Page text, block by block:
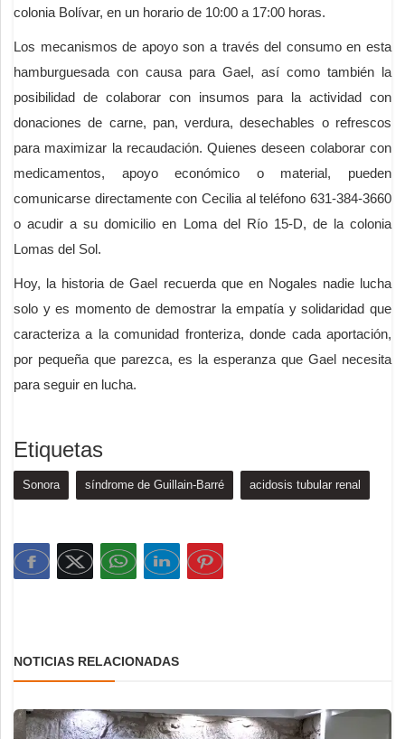
colonia Bolívar, en un horario de 10:00 a 17:00 horas.
Los mecanismos de apoyo son a través del consumo en esta
hamburguesada con causa para Gael, así como también la
posibilidad de colaborar con insumos para la actividad con
donaciones de carne, pan, verdura, desechables o refrescos
para maximizar la recaudación. Quienes deseen colaborar con
medicamentos, apoyo económico o material, pueden
comunicarse directamente con Cecilia al teléfono 631-384-3660
o acudir a su domicilio en Loma del Río 15-D, de la colonia
Lomas del Sol.
Hoy, la historia de Gael recuerda que en Nogales nadie lucha
solo y es momento de demostrar la empatía y solidaridad que
caracteriza a la comunidad fronteriza, donde cada aportación,
por pequeña que parezca, es la esperanza que Gael necesita
para seguir en lucha.
Etiquetas
Sonora síndrome de Guillain-Barré acidosis tubular renal
NOTICIAS RELACIONADAS